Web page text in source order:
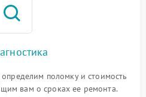
поломку и стоимость
вам о сроках ее ремонта.